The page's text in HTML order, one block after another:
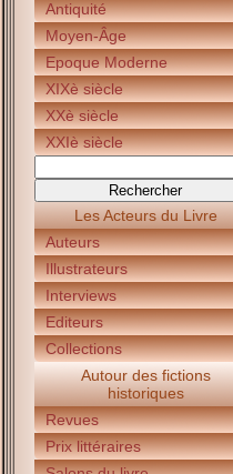
Antiquité
Moyen-Âge
Epoque Moderne
XIXè siècle
XXè siècle
XXIè siècle
Les Acteurs du Livre
Auteurs
Illustrateurs
Interviews
Editeurs
Collections
Autour des fictions
historiques
Revues
Prix littéraires